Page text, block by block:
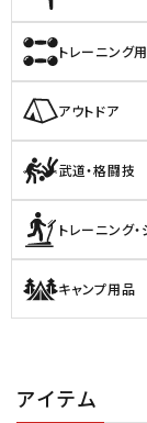
トレーニング
アウトドア
武道・格闘技
トレーニング
キャンプ用品
アイテム